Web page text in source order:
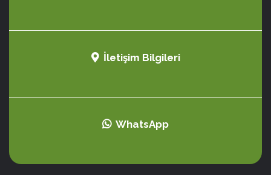
İletişim Bilgileri
WhatsApp